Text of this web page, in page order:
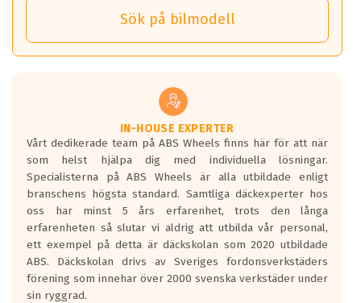
Det betyder att om man kör 10,000 km,
så sparar man 50 liter bränsle med ett
vilken körstil du använder.
Våtgrepp egenskaper:
Betygsskalan är satt A till F. Där A påvisar
den kortaste bromssträckan och F är den
längsta.
Inga D eller G betyg delas ut för
personbilar och lätta lastbilar.
Betyget sätts efter ett test där däcken
skall bromsa in på en väg där det ligger
0.5-1.5 mm vatten.
I 80km/h kommer skillnaden på
Sök på bilmodell
IN-HOUSE EXPERTER
Vårt dedikerade team på ABS Wheels finns här för att när
som helst hjälpa dig med individuella lösningar.
Specialisterna på ABS Wheels är alla utbildade enligt
branschens högsta standard. Samtliga däckexperter hos
oss har minst 5 års erfarenhet, trots den långa
erfarenheten så slutar vi aldrig att utbilda vår personal,
ett exempel på detta är däckskolan som 2020 utbildade
ABS. Däckskolan drivs av Sveriges fordonsverkstäders
förening som innehar över 2000 svenska verkstäder under
sin ryggrad.